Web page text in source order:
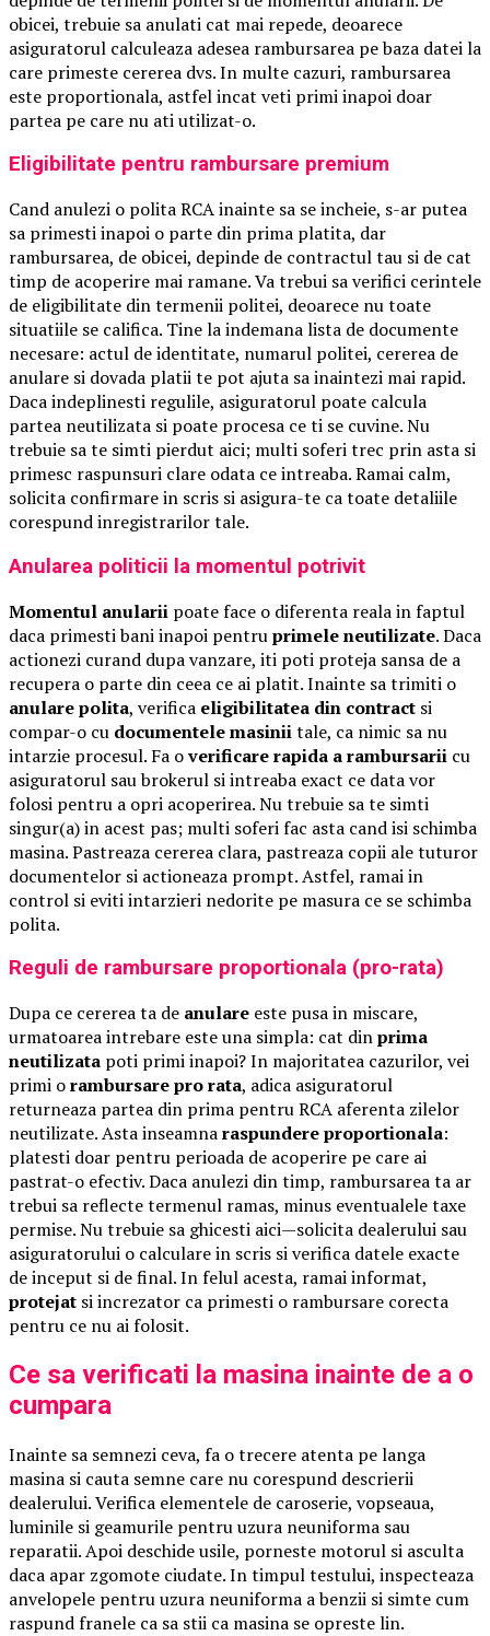
obicei, trebuie sa anulati cat mai repede, deoarece
asiguratorul calculeaza adesea rambursarea pe baza datei la
care primeste cererea dvs. In multe cazuri, rambursarea
este proportionala, astfel incat veti primi inapoi doar
partea pe care nu ati utilizat-o.
Eligibilitate pentru rambursare premium
Cand anulezi o polita RCA inainte sa se incheie, s-ar putea
sa primesti inapoi o parte din prima platita, dar
rambursarea, de obicei, depinde de contractul tau si de cat
timp de acoperire mai ramane. Va trebui sa verifici cerintele
de eligibilitate din termenii politei, deoarece nu toate
situatiile se califica. Tine la indemana lista de documente
necesare: actul de identitate, numarul politei, cererea de
anulare si dovada platii te pot ajuta sa inaintezi mai rapid.
Daca indeplinesti regulile, asiguratorul poate calcula
partea neutilizata si poate procesa ce ti se cuvine. Nu
trebuie sa te simti pierdut aici; multi soferi trec prin asta si
primesc raspunsuri clare odata ce intreaba. Ramai calm,
solicita confirmare in scris si asigura-te ca toate detaliile
corespund inregistrarilor tale.
Anularea politicii la momentul potrivit
Momentul anularii poate face o diferenta reala in faptul
daca primesti bani inapoi pentruprimele neutilizate. Daca
actionezi curand dupa vanzare, iti poti proteja sansa de a
recupera o parte din ceea ce ai platit. Inainte sa trimiti o
anulare polita, verifica eligibilitatea din contract si
compar-o cu documentele masiniitale, ca nimic sa nu
intarzie procesul. Fa overificare rapida a rambursarii cu
asiguratorul sau brokerul si intreaba exact ce data vor
folosi pentru a opri acoperirea. Nu trebuie sa te simti
singur(a) in acest pas; multi soferi fac asta cand isi schimba
masina. Pastreaza cererea clara, pastreaza copii ale tuturor
documentelor si actioneaza prompt. Astfel, ramai in
control si eviti intarzieri nedorite pe masura ce se schimba
polita.
Reguli de rambursare proportionala (pro-rata)
Dupa ce cererea ta de anulare este pusa in miscare,
urmatoarea intrebare este una simpla: cat dinprima
neutilizata poti primi inapoi? In majoritatea cazurilor, vei
primi orambursare pro rata, adica asiguratorul
returneaza partea din prima pentru RCA aferenta zilelor
neutilizate. Asta inseamnaraspundere proportionala:
platesti doar pentru perioada de acoperire pe care ai
pastrat-o efectiv. Daca anulezi din timp, rambursarea ta ar
trebui sa reflecte termenul ramas, minus eventualele taxe
permise. Nu trebuie sa ghicesti aici—solicita dealerului sau
asiguratorului o calculare in scris si verifica datele exacte
de inceput si de final. In felul acesta, ramai informat,
protejat si increzator ca primesti o rambursare corecta
pentru ce nu ai folosit.
Ce sa verificati la masina inainte de a o
cumpara
Inainte sa semnezi ceva, fa o trecere atenta pe langa
masina si cauta semne care nu corespund descrierii
dealerului. Verifica elementele de caroserie, vopseaua,
luminile si geamurile pentru uzura neuniforma sau
reparatii. Apoi deschide usile, porneste motorul si asculta
daca apar zgomote ciudate. In timpul testului, inspecteaza
anvelopele pentru uzura neuniforma a benzii si simte cum
raspund franele ca sa stii ca masina se opreste lin.